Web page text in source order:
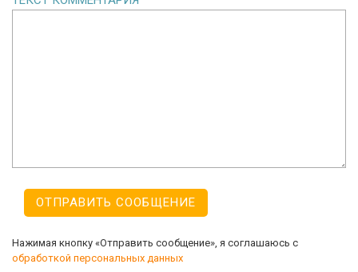
Нажимая кнопку «Отправить сообщение», я соглашаюсь с
обработкой персональных данных